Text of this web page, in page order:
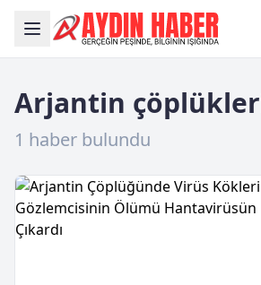
Arjantin
1 haber bulundu